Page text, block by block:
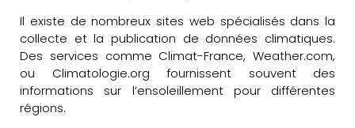
Il existe de nombreux sites web spécialisés dans la
collecte et la publication de données climatiques.
Des services comme Climat-France, Weather.com,
ou Climatologie.org fournissent souvent des
informations sur l’ensoleillement pour différentes
régions.